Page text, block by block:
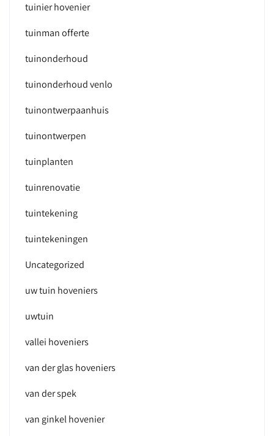
tuinier hovenier
tuinman offerte
tuinonderhoud
tuinonderhoud venlo
tuinontwerpaanhuis
tuinontwerpen
tuinplanten
tuinrenovatie
tuintekening
tuintekeningen
Uncategorized
uw tuin hoveniers
uwtuin
vallei hoveniers
van der glas hoveniers
van der spek
van ginkel hovenier